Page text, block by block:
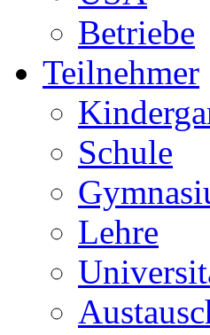
Betriebe
Teilnehmer
Schule
Lehre